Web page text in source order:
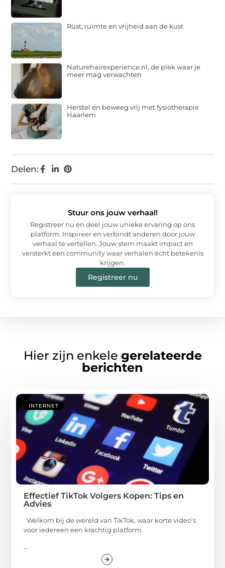
Delen:
Rust, ruimte en vrijheid aan de kust
Naturehairexperience.nl, de plek waar je
meer mag verwachten
Herstel en beweeg vrij met fysiotherapie
Haarlem
Stuur ons jouw verhaal!
Registreer nu en deel jouw unieke ervaring op ons
platform. Inspireer en verbindt anderen door jouw
verhaal te vertellen. Jouw stem maakt impact en
versterkt een community waar verhalen écht betekenis
krijgen.
Registreer nu
Hier zijn enkele gerelateerde
berichten
INTERNET
Effectief TikTok Volgers Kopen: Tips en
Advies
Welkom bij de wereld van TikTok, waar korte video’s
voor iedereen een krachtig platform
...